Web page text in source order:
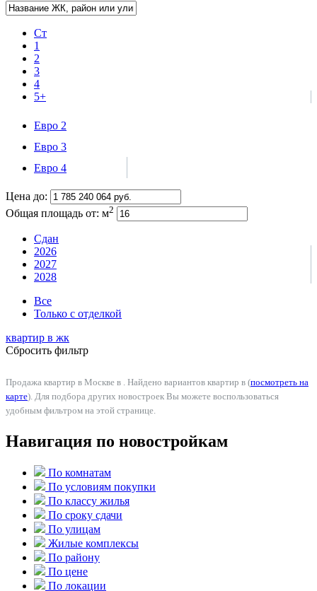
Ст
1
2
3
4
5+
Евро 2
Евро 3
Евро 4
Цена до:
Общая площадь от: м2
Сдан
2026
2027
2028
Все
Только с отделкой
квартир в жк
Сбросить фильтр
Продажа квартир в Москве в . Найдено вариантов квартир в (посмотреть на
карте). Для подбора других новостроек Вы можете воспользоваться
удобным фильтром на этой странице.
Навигация по новостройкам
По комнатам
По условиям покупки
По классу жилья
По сроку сдачи
По улицам
Жилые комплексы
По району
По цене
По локации